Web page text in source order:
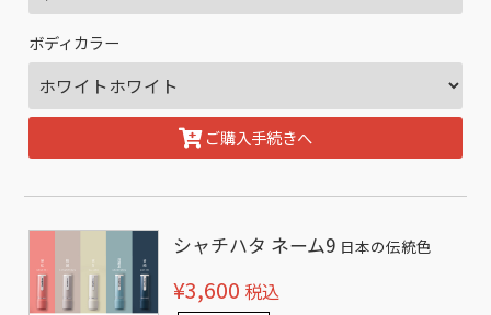
ボディカラー
ご購入手続きへ
シャチハタ ネーム9 日本の伝統色
¥3,600 税込